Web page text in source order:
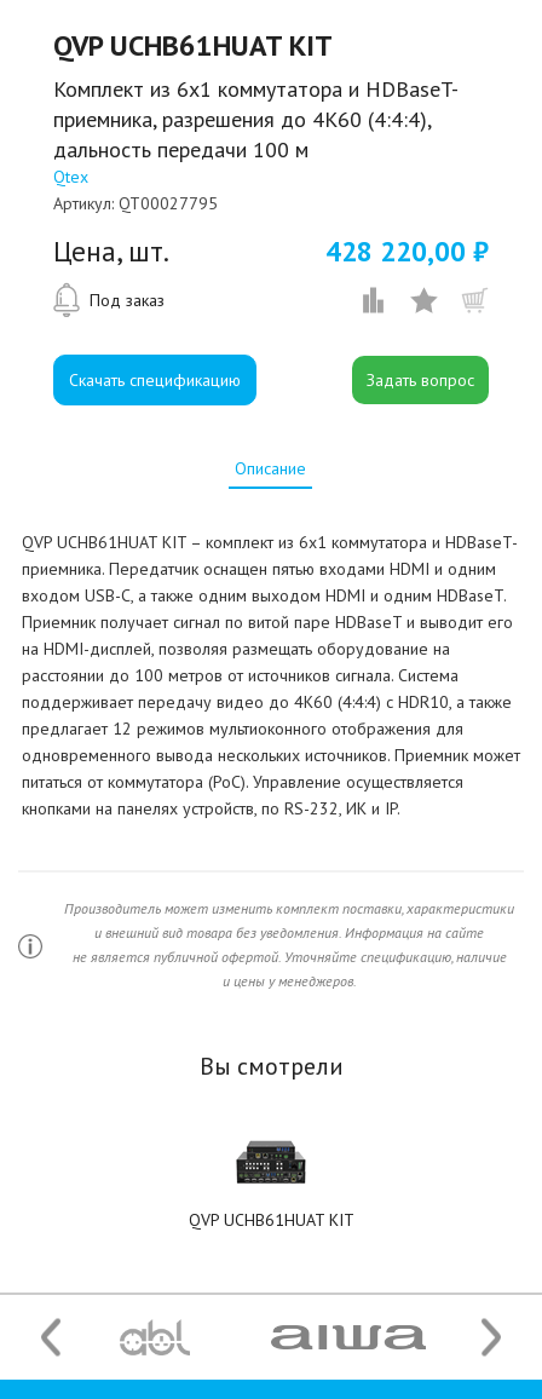
QVP UCHB61HUAT KIT
Комплект из 6x1 коммутатора и HDBaseT-
приемника, разрешения до 4K60 (4:4:4),
дальность передачи 100 м
Qtex
Артикул: QT00027795
Цена, шт. 428 220,00 ₽
Под заказ
Скачать спецификацию
Описание
QVP UCHB61HUAT KIT – комплект из 6x1 коммутатора и HDBaseT-
приемника. Передатчик оснащен пятью входами HDMI и одним
входом USB-C, а также одним выходом HDMI и одним HDBaseT.
Приемник получает сигнал по витой паре HDBaseT и выводит его
на HDMI-дисплей, позволяя размещать оборудование на
расстоянии до 100 метров от источников сигнала. Система
поддерживает передачу видео до 4K60 (4:4:4) с HDR10, а также
предлагает 12 режимов мультиоконного отображения для
одновременного вывода нескольких источников. Приемник может
питаться от коммутатора (PoC). Управление осуществляется
кнопками на панелях устройств, по RS-232, ИК и IP.
Производитель может изменить комплект поставки, характеристики
и внешний вид товара без уведомления. Информация на сайте
не является публичной офертой. Уточняйте спецификацию, наличие
и цены у менеджеров.
Вы смотрели
QVP UCHB61HUAT KIT